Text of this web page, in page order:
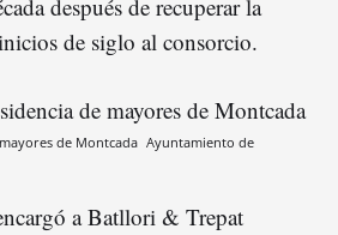
después de recuperar la
de siglo al consorcio.
de Montcada Ayuntamiento de
a Batllori & Trepat